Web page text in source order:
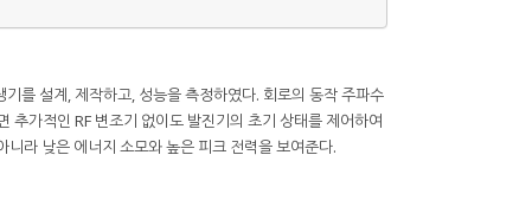
를 설계, 제작하고, 성능을 측정하였다. 회로의 동작 주파수
추가적인 RF 변조기 없이도 발진기의 초기 상태를 제어하여
라 낮은 에너지 소모와 높은 피크 전력을 보여준다.